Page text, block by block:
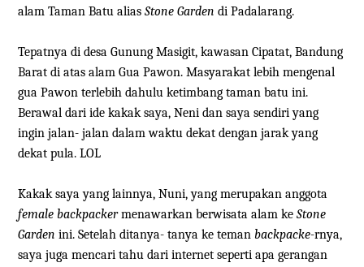
alam Taman Batu aliasStone Garden di Padalarang.
Tepatnya di desa Gunung Masigit, kawasan Cipatat, Bandung
Barat di atas alam Gua Pawon. Masyarakat lebih mengenal
gua Pawon terlebih dahulu ketimbang taman batu ini.
Berawal dari ide kakak saya, Neni dan saya sendiri yang
ingin jalan- jalan dalam waktu dekat dengan jarak yang
dekat pula. LOL
Kakak saya yang lainnya, Nuni, yang merupakan anggota
female backpackermenawarkan berwisata alam keStone
Garden ini. Setelah ditanya- tanya ke temanbackpacke-rnya,
saya juga mencari tahu dari internet seperti apa gerangan